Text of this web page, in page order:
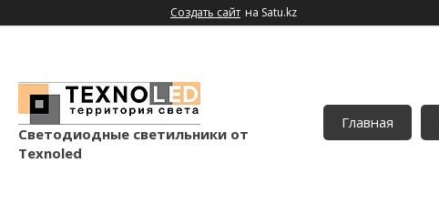
Создать сайт на Satu.kz
Светодиодные светильники от
Texnoled
Главная